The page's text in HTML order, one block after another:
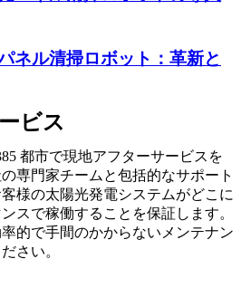
ネル清掃ロボット：革新と
ビス
都市で現地アフターサービスを
専門家チームと包括的なサポート
様の太陽光発電システムがどこに
スで稼働することを保証します。
的で手間のかからないメンテナン
さい。